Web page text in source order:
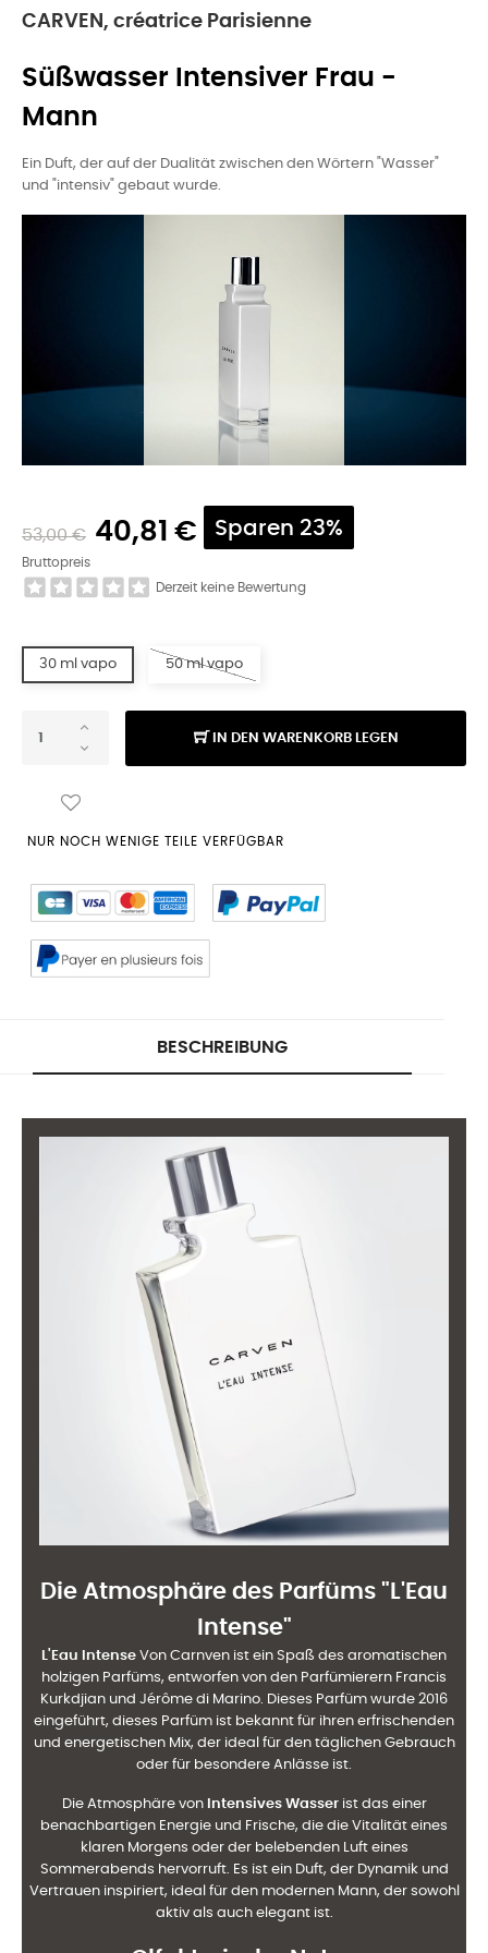
CARVEN, créatrice Parisienne
Süßwasser Intensiver Frau -
Mann
Ein Duft, der auf der Dualität zwischen den Wörtern "Wasser"
und "intensiv" gebaut wurde.
53,00 € 40,81 € Sparen 23%
Bruttopreis
Derzeit keine Bewertung
30 ml vapo 50 ml vapo
IN DEN WARENKORB LEGEN
NUR NOCH WENIGE TEILE VERFÜGBAR
BESCHREIBUNG
Die Atmosphäre des Parfüms " L'Eau
Intense"
L'Eau Intense Von Carnven ist ein Spaß des aromatischen
holzigen Parfüms, entworfen von den Parfümierern Francis
Kurkdjian und Jérôme di Marino. Dieses Parfüm wurde 2016
eingeführt, dieses Parfüm ist bekannt für ihren erfrischenden
und energetischen Mix, der ideal für den täglichen Gebrauch
oder für besondere Anlässe ist.
Die Atmosphäre von Intensives Wasserist das einer
benachbartigen Energie und Frische, die die Vitalität eines
klaren Morgens oder der belebenden Luft eines
Sommerabends hervorruft. Es ist ein Duft, der Dynamik und
Vertrauen inspiriert, ideal für den modernen Mann, der sowohl
aktiv als auch elegant ist.